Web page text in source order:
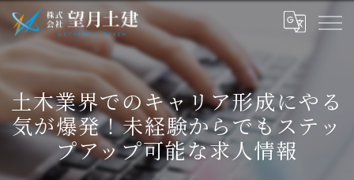
土木業界でのキャリア形成にやる
気が爆発！未経験からでもステッ
プアップ可能な求人情報